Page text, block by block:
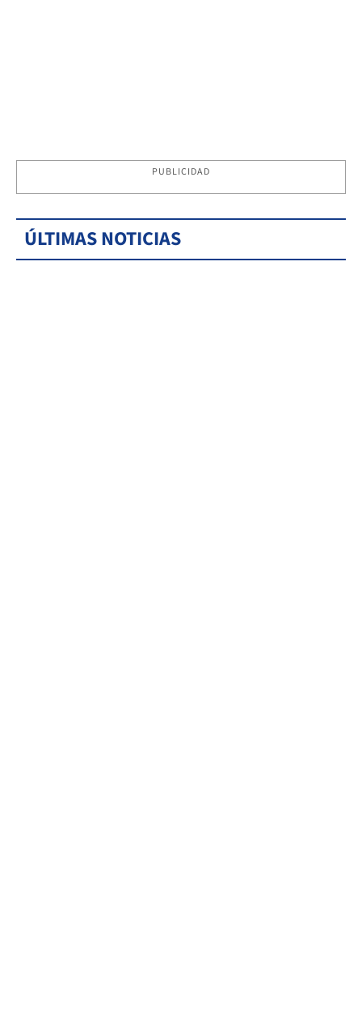
PUBLICIDAD
ÚLTIMAS NOTICIAS